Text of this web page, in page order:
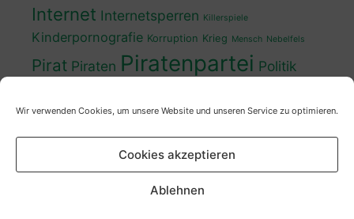
Wir verwenden Cookies, um unsere Website und unseren Service zu optimieren.
Cookies akzeptieren
Ablehnen
Internet Internetsperren Killerspiele
Kinderpornografie Korruption Krieg Mensch Nebelfels
Pirat Piraten Piratenpartei Politik
Wahlkampf Wahlprogramm Wähler
Zensur Zensursula Überwachung